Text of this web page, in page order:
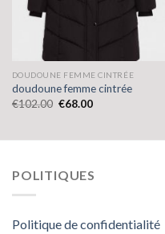
DOUDOUNE FEMME CINTRÉE
doudoune femme cintrée
€102.00 €68.00
POLITIQUES
Politique de confidentialité